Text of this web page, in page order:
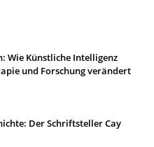
Wie Künstliche Intelligenz
und Forschung verändert
Der Schriftsteller Cay